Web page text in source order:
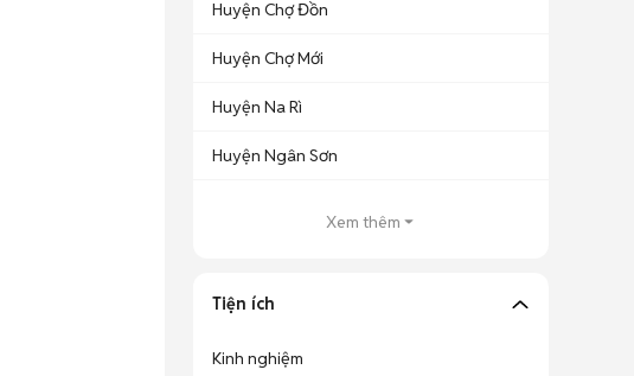
Huyện Chợ Đồn
Huyện Chợ Mới
Huyện Na Rì
Huyện Ngân Sơn
Xem thêm
Tiện ích
Kinh nghiệm